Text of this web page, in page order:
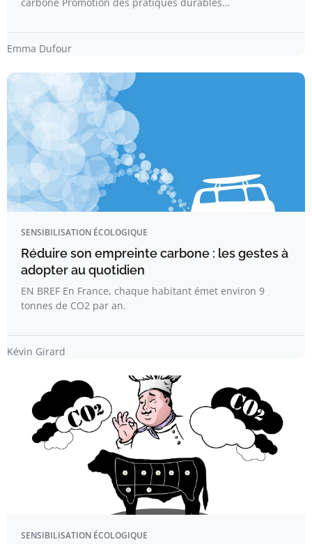
Emma Dufour
SENSIBILISATION ÉCOLOGIQUE
Réduire son empreinte carbone : les gestes à
adopter au quotidien
EN BREF En France, chaque habitant émet environ 9
tonnes de CO2 par an.
Kévin Girard
SENSIBILISATION ÉCOLOGIQUE